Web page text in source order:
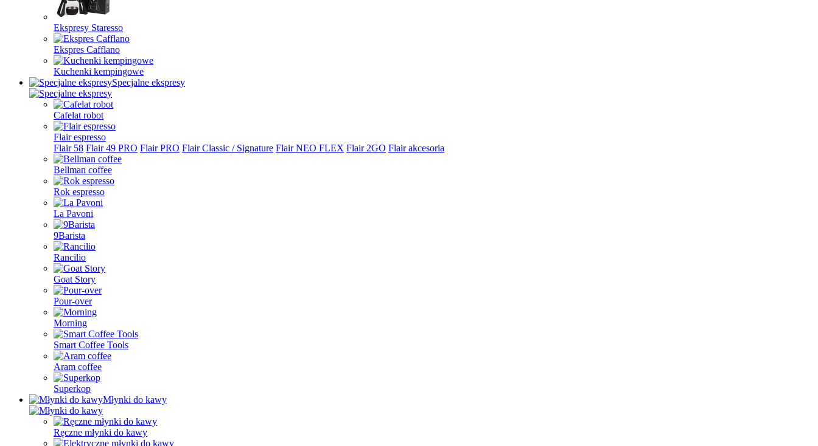
Ekspresy Staresso
Ekspres Cafflano
Kuchenki kempingowe
Specjalne ekspresy
Cafelat robot
Flair espresso
Flair 58 Flair 49 PRO Flair PRO Flair Classic / Signature Flair NEO FLEX Flair 2GO Flair akcesoria
Bellman coffee
Rok espresso
La Pavoni
9Barista
Rancilio
Goat Story
Pour-over
Morning
Smart Coffee Tools
Aram coffee
Superkop
Młynki do kawy
Ręczne młynki do kawy